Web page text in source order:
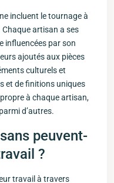
incluent le tournage à
Chaque artisan a ses
‍influencées ⁣par son
ajoutés aux pièces
culturels et
et​ de finitions uniques
à chaque artisan,
d’autres.
peuvent-
?
travail à travers